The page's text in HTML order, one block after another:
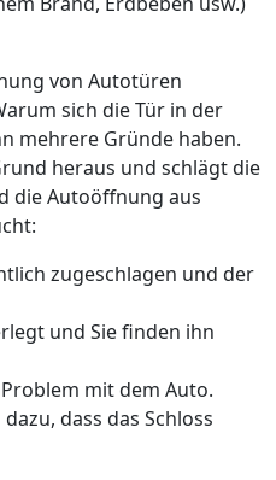
von Autotüren
sich die Tür in der
mehrere Gründe haben.
heraus und schlägt die
die Autoöffnung aus
zugeschlagen und der
und Sie finden ihn
mit dem Auto.
dass das Schloss